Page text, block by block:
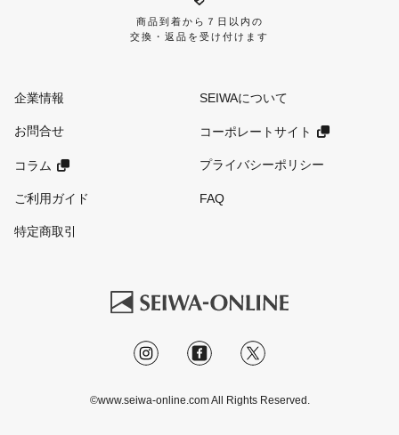
商品到着から７日以内の
交換・返品を受け付けます
企業情報 SEIWAについて
お問合せ コーポレートサイト
コラム プライバシーポリシー
ご利用ガイド FAQ
特定商取引
©www.seiwa-online.com All Rights Reserved.